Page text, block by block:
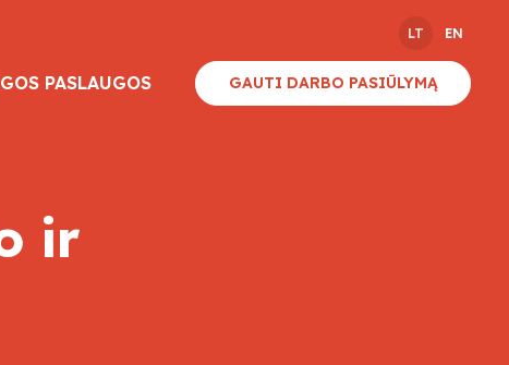
PASLAUGOS GAUTI DARBO PASIŪLYMĄ
LT EN
ir